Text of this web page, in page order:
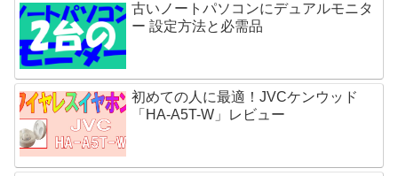
古いノートパソコンにデュアルモニタ
ー 設定方法と必需品
初めての人に最適！JVCケンウッド
「HA-A5T-W」レビュー